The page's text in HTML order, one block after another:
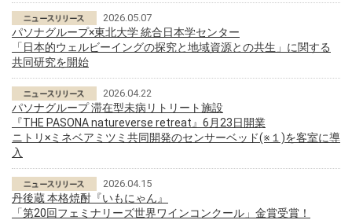
2026.05.07
パソナグループ×東北大学 統合日本学センター
「日本的ウェルビーイングの探究と地域資源との共生」に関する
共同研究を開始
2026.04.22
パソナグループ 滞在型未病リトリート施設
『THE PASONA natureverse retreat』6月23日開業
ニトリ×ミネベアミツミ共同開発のセンサーベッド(※１)を客室に導
入
2026.04.15
丹後蔵 本格焼酎『いもにゃん』
「第20回フェミナリーズ世界ワインコンクール」金賞受賞！